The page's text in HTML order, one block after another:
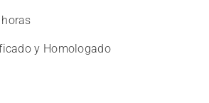
y Homologado